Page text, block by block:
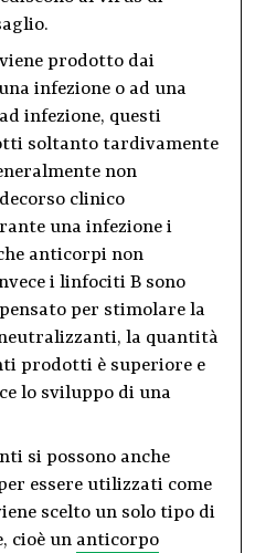
prodotto dai
infezione o ad una
infezione, questi
soltanto tardivamente
non
clinico
una infezione i
anticorpi non
i linfociti B sono
per stimolare la
la quantità
prodotti è superiore e
lo sviluppo di una
si possono anche
essere utilizzati come
scelto un solo tipo di
cioè un anticorpo